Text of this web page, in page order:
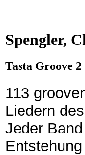
Spengler,
Tasta Groove
113
Liedern
Jeder